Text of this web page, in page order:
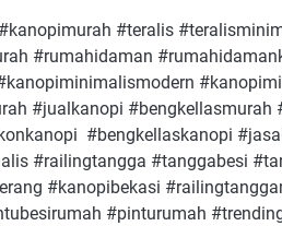
#teralis
#rumahidaman
#jualkanopi #bengkellasmurah
#bengkellaskanopi
#railingtangga #tanggabesi
#kanopibekasi
#pinturumah